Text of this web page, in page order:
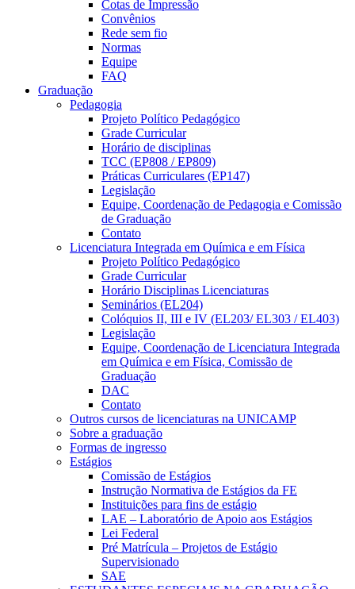
Cotas de Impressão
Convênios
Rede sem fio
Normas
Equipe
FAQ
Graduação
Pedagogia
Projeto Político Pedagógico
Grade Curricular
Horário de disciplinas
TCC (EP808 / EP809)
Práticas Curriculares (EP147)
Legislação
Equipe, Coordenação de Pedagogia e Comissão
de Graduação
Contato
Licenciatura Integrada em Química e em Física
Projeto Político Pedagógico
Grade Curricular
Horário Disciplinas Licenciaturas
Seminários (EL204)
Colóquios II, III e IV (EL203/ EL303 / EL403)
Legislação
Equipe, Coordenação de Licenciatura Integrada
em Química e em Física, Comissão de
Graduação
DAC
Contato
Outros cursos de licenciaturas na UNICAMP
Sobre a graduação
Formas de ingresso
Estágios
Comissão de Estágios
Instrução Normativa de Estágios da FE
Instituições para fins de estágio
LAE – Laboratório de Apoio aos Estágios
Lei Federal
Pré Matrícula – Projetos de Estágio
Supervisionado
SAE